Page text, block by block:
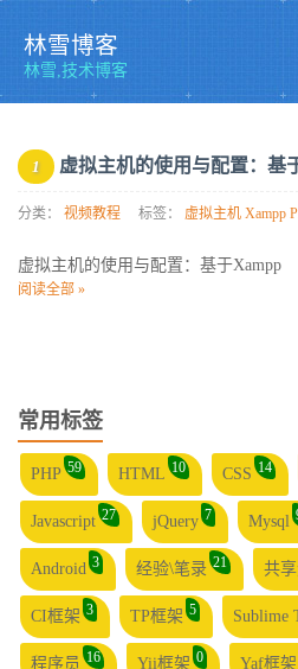
林雪博客
林雪,技术博客
1 虚拟主机的使用与配置：基
分类： 视频教程 标签： 虚拟主机 Xampp
虚拟主机的使用与配置：基于Xampp
阅读全部 »
常用标签
PHP 59 HTML 10 CSS 14
Javascript 27 jQuery 7 Mysql
Android 3 经验\笔录 21 共
CI框架 3 TP框架 5 Sublime
程序员 16 Yii框架 0 Yaf框架